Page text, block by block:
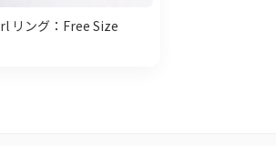
リング：Free Size